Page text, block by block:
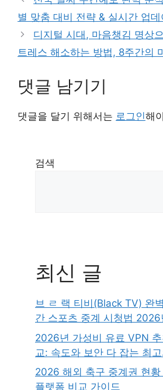
리
별 맞춤 대비 전략 & 실시간 업
디지털 시대, 마음챙김 명상
트레스 해소하는 방법, 8주간의
댓글 남기기
댓글을 달기 위해서는 로그인해
검색
최신 글
브 ㄹ 랙 티비(Black TV) 완
간 스포츠 중계 시청법 2026
2026년 가성비 유료 VPN
교: 속도와 보안 다 잡는 최
2026 해외 축구 중계권 현황
플랫폼 비교 가이드